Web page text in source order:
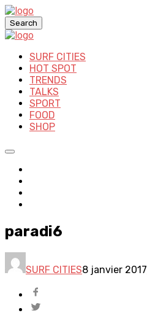
Search
SURF CITIES
HOT SPOT
TRENDS
TALKS
SPORT
FOOD
SHOP
paradi6
SURF CITIES8 janvier 2017